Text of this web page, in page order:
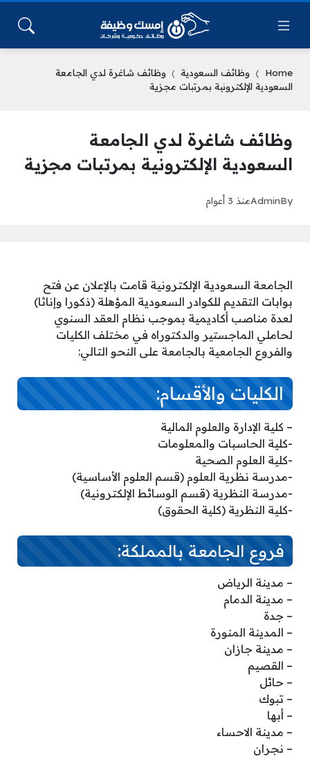
Home وظائف السعودية
وظائف شاغرة لدي الجامعة
السعودية الإلكترونية بمرتبات مجزية
وظائف شاغرة لدي الجامعة
السعودية الإلكترونية بمرتبات مجزية
By
Adminمنذ 3 أعوام
الجامعة السعودية الإلكترونية قامت بالإعلان عن فتح
بوابات التقديم للكوادر السعودية المؤهلة (ذكورا وإناثا)
لعدة مناصب أكاديمية بموجب نظام العقد السنوي
لحاملي الماجستير والدكتوراه في مختلف الكليات
والفروع الجامعية بالجامعة على النحو التالي:
الكليات والأقسام:
– كلية الإدارة والعلوم المالية
-كلية الحاسبات والمعلومات
-كلية العلوم الصحية
-مدرسة نظرية العلوم (قسم العلوم الأساسية)
-مدرسة النظرية (قسم الوسائط الإلكترونية)
-كلية النظرية (كلية الحقوق)
فروع الجامعة بالمملكة:
– مدينة الرياض
– مدينة الدمام
– جدة
– المدينة المنورة
– مدينة جازان
– القصيم
– حائل
– تبوك
– أبها
– مدينة الاحساء
– نجران